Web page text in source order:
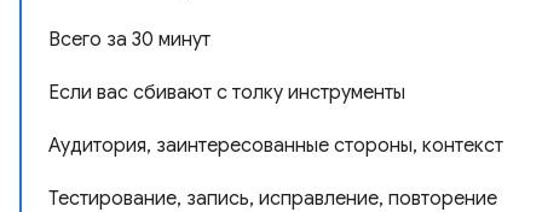
Всего за 30 минут
Если вас сбивают с толку инструменты
Аудитория, заинтересованные стороны, контекст
Тестирование, запись, исправление, повторение